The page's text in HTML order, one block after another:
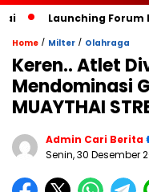
Launching Forum
Home / Milter / Olahraga
Keren.. Atlet
Mendominasi
MUAYTHAI
Admin Cari Berita
Senin, 30 Desember